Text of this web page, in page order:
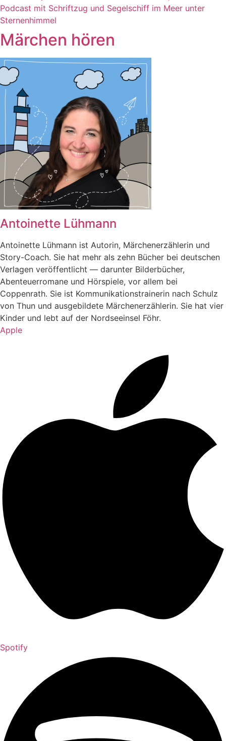
Märchen hören
Antoinette Lühmann
Antoinette Lühmann ist Autorin, Märchenerzählerin und
Story-Coach. Sie hat mehr als zehn Bücher bei deutschen
Verlagen veröffentlicht — darunter Bilderbücher,
Abenteuerromane und Hörspiele, vor allem bei
Coppenrath. Sie ist Kommunikationstrainerin nach Schulz
von Thun und ausgebildete Märchenerzählerin. Sie hat vier
Kinder und lebt auf der Nordseeinsel Föhr.
Apple
Spotify